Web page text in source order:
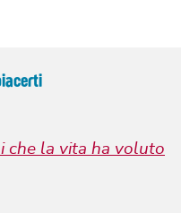
che la vita ha voluto